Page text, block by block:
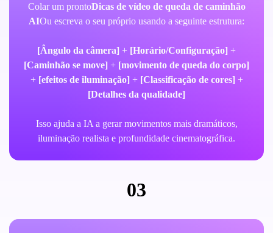
Colar um prontoDicas de vídeo de queda de caminhão
AIOu escreva o seu próprio usando a seguinte estrutura:
[Ângulo da câmera] + [Horário/Configuração] +
[Caminhão se move] + [movimento de queda do corpo]
+ [efeitos de iluminação]+ [Classificação de cores] +
[Detalhes da qualidade]
Isso ajuda a IA a gerar movimentos mais dramáticos,
iluminação realista e profundidade cinematográfica.
03